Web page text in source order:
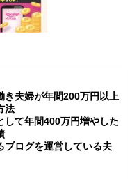
き夫婦が年間200万円以上
法
して年間400万円増やした
ブログを運営している夫